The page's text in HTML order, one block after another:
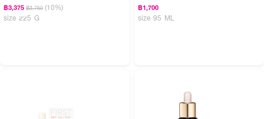
฿3,375 ฿3,750 (10%)
size 225 G
฿1,700
size 95 ML